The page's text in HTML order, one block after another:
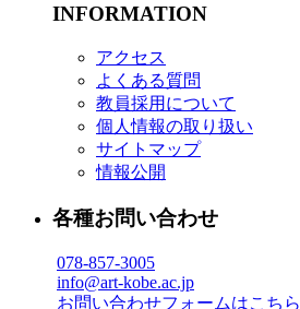
INFORMATION
アクセス
よくある質問
教員採用について
個人情報の取り扱い
サイトマップ
情報公開
各種お問い合わせ
078-857-3005
info@art-kobe.ac.jp
お問い合わせフォームはこちら